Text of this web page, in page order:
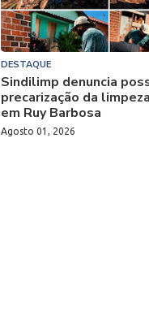
DESTAQUE
Sindilimp denuncia
precarização da
em Ruy Barbosa
Agosto 01, 2026